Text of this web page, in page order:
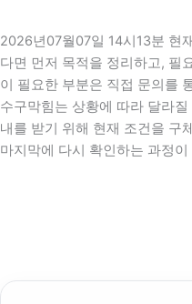
2026년07월07일 14시13분 현
다면 먼저 목적을 정리하고, 필
이 필요한 부분은 직접 문의를
수구막힘는 상황에 따라 달라
내를 받기 위해 현재 조건을 구
마지막에 다시 확인하는 과정